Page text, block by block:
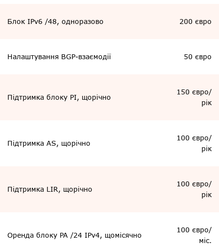
Блок IPv6 /48, одноразово 200 євро
Налаштування BGP-взаємодії 50 євро
Підтримка блоку PI, щорічно
150 євро/
рік
Підтримка AS, щорічно
100 євро/
рік
Підтримка LIR, щорічно
100 євро/
рік
Оренда блоку PA /24 IPv4, щомісячно
100 євро/
міс.